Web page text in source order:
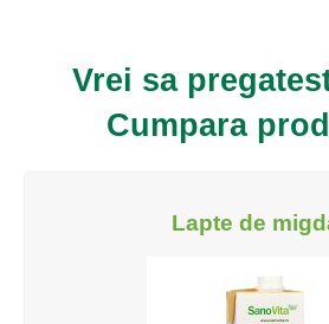
Vrei sa
Cumpara
Lapte de